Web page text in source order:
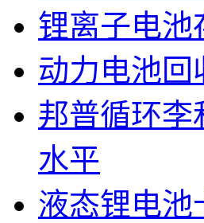
锂离子电池
动力电池回
邦普循环李
水平
液态锂电